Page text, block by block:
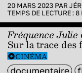
20 MARS 2023 PAR
TEMPS DE LECTURE : 8
Fréquence Julie
Sur la trace des
CINÉMA
documentaire